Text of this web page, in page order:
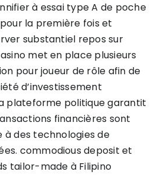
à essai type A de poche
la première fois et
substantiel repos sur
met en place plusieurs
pour joueur de rôle afin de
d’investissement
plateforme politique garantit
financières sont
des technologies de
commodious deposit et
tailor-made à Filipino